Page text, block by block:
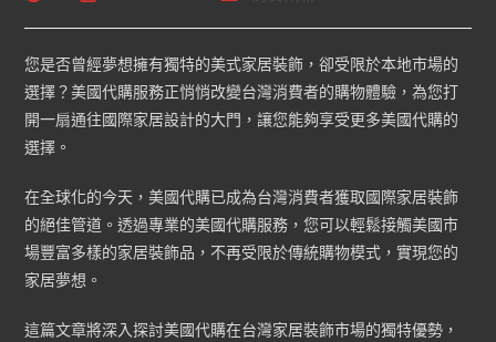
您是否曾經夢想擁有獨特的美式家居裝飾，卻受限於本地市場的
選擇？美國代購服務正悄悄改變台灣消費者的購物體驗，為您打
開一扇通往國際家居設計的大門，讓您能夠享受更多美國代購的
選擇。
在全球化的今天，美國代購已成為台灣消費者獲取國際家居裝飾
的絕佳管道。透過專業的美國代購服務，您可以輕鬆接觸美國市
場豐富多樣的家居裝飾品，不再受限於傳統購物模式，實現您的
家居夢想。
這篇文章將深入探討美國代購在台灣家居裝飾市場的獨特優勢，